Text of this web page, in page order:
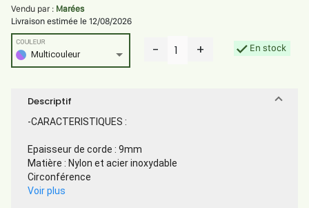
Vendu par : Marées
Livraison estimée le 12/08/2026
Multicouleur
COULEUR - 1 + En stock
Descriptif
-CARACTERISTIQUES :
Epaisseur de corde : 9mm
Matière : Nylon et acier inoxydable
Circonférence
Voir plus